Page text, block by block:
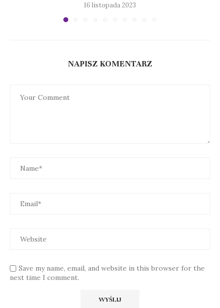
16 listopada 2023
NAPISZ KOMENTARZ
Save my name, email, and website in this browser for the
next time I comment.